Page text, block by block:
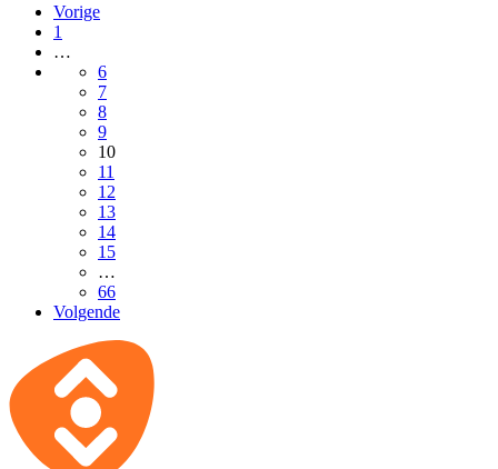
Vorige
1
…
6
7
8
9
10
11
12
13
14
15
…
66
Volgende